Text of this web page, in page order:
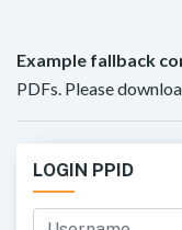
Example fallback
PDFs. Please
LOGIN PPID